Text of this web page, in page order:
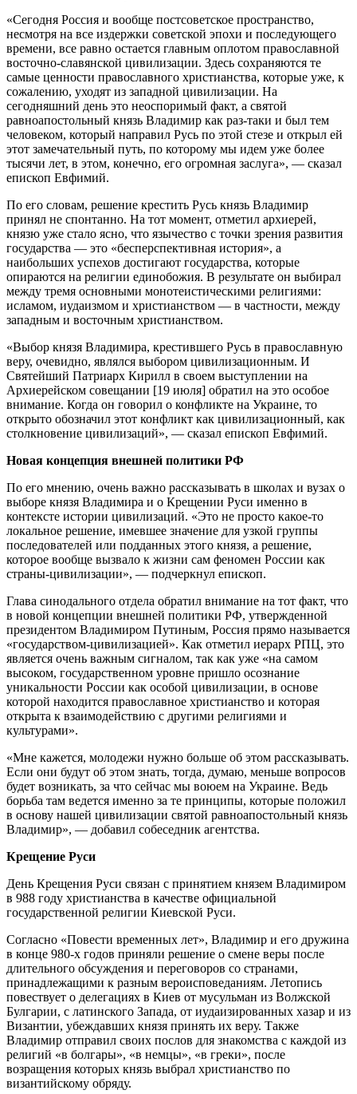
«Сегодня Россия и вообще постсоветское пространство,
несмотря на все издержки советской эпохи и последующего
времени, все равно остается главным оплотом православной
восточно-славянской цивилизации. Здесь сохраняются те
самые ценности православного христианства, которые уже, к
сожалению, уходят из западной цивилизации. На
сегодняшний день это неоспоримый факт, а святой
равноапостольный князь Владимир как раз-таки и был тем
человеком, который направил Русь по этой стезе и открыл ей
этот замечательный путь, по которому мы идем уже более
тысячи лет, в этом, конечно, его огромная заслуга», — сказал
епископ Евфимий.
По его словам, решение крестить Русь князь Владимир
принял не спонтанно. На тот момент, отметил архиерей,
князю уже стало ясно, что язычество с точки зрения развития
государства — это «бесперспективная история», а
наибольших успехов достигают государства, которые
опираются на религии единобожия. В результате он выбирал
между тремя основными монотеистическими религиями:
исламом, иудаизмом и христианством — в частности, между
западным и восточным христианством.
«Выбор князя Владимира, крестившего Русь в православную
веру, очевидно, являлся выбором цивилизационным. И
Святейший Патриарх Кирилл в своем выступлении на
Архиерейском совещании [19 июля] обратил на это особое
внимание. Когда он говорил о конфликте на Украине, то
открыто обозначил этот конфликт как цивилизационный, как
столкновение цивилизаций», — сказал епископ Евфимий.
Новая концепция внешней политики РФ
По его мнению, очень важно рассказывать в школах и вузах о
выборе князя Владимира и о Крещении Руси именно в
контексте истории цивилизаций. «Это не просто какое-то
локальное решение, имевшее значение для узкой группы
последователей или подданных этого князя, а решение,
которое вообще вызвало к жизни сам феномен России как
страны-цивилизации», — подчеркнул епископ.
Глава синодального отдела обратил внимание на тот факт, что
в новой концепции внешней политики РФ, утвержденной
президентом Владимиром Путиным, Россия прямо называется
«государством-цивилизацией». Как отметил иерарх РПЦ, это
является очень важным сигналом, так как уже «на самом
высоком, государственном уровне пришло осознание
уникальности России как особой цивилизации, в основе
которой находится православное христианство и которая
открыта к взаимодействию с другими религиями и
культурами».
«Мне кажется, молодежи нужно больше об этом рассказывать.
Если они будут об этом знать, тогда, думаю, меньше вопросов
будет возникать, за что сейчас мы воюем на Украине. Ведь
борьба там ведется именно за те принципы, которые положил
в основу нашей цивилизации святой равноапостольный князь
Владимир», — добавил собеседник агентства.
Крещение Руси
День Крещения Руси связан с принятием князем Владимиром
в 988 году христианства в качестве официальной
государственной религии Киевской Руси.
Согласно «Повести временных лет», Владимир и его дружина
в конце 980-х годов приняли решение о смене веры после
длительного обсуждения и переговоров со странами,
принадлежащими к разным вероисповеданиям. Летопись
повествует о делегациях в Киев от мусульман из Волжской
Булгарии, с латинского Запада, от иудаизированных хазар и из
Византии, убеждавших князя принять их веру. Также
Владимир отправил своих послов для знакомства с каждой из
религий «в болгары», «в немцы», «в греки», после
возращения которых князь выбрал христианство по
византийскому обряду.